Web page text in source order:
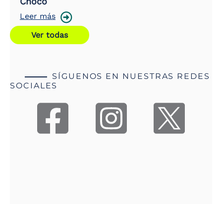
Leer más
Ver todas
SÍGUENOS EN NUESTRAS REDES
SOCIALES